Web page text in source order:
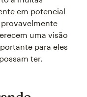
em potencial
uma visão
para eles
ter.